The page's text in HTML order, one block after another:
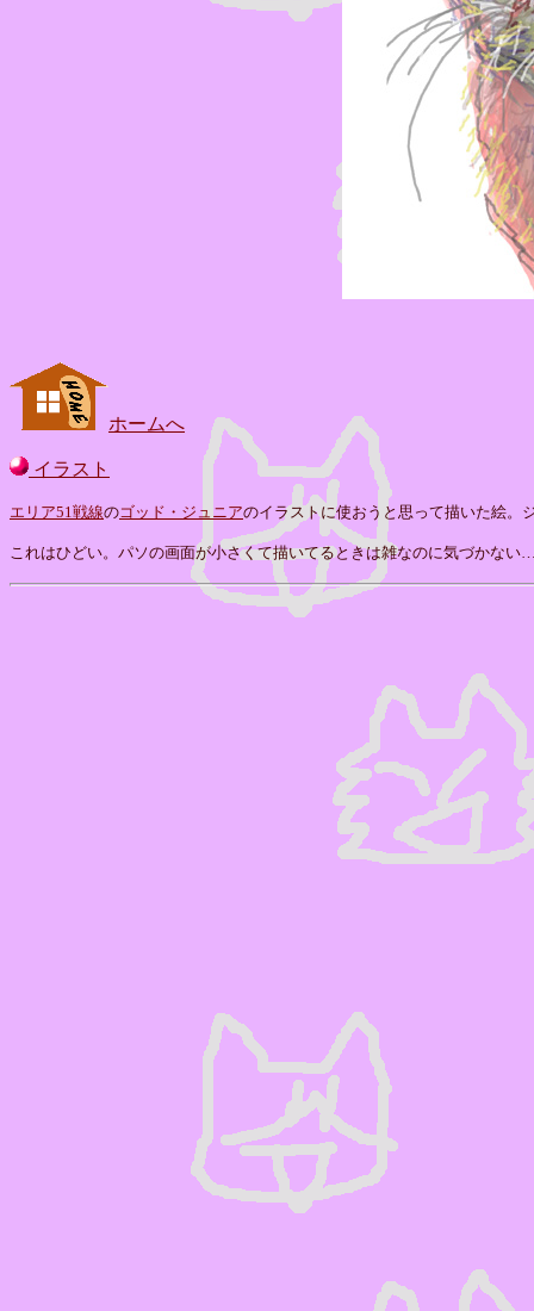
ホームへ
イラスト
エリア51戦線のゴッド・ジュニアのイラストに使おうと思って描いた絵。
これはひどい。パソの画面が小さくて描いてるときは雑なのに気づかな